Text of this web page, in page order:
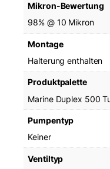
Mikron-Bewertung
98% @ 10 Mikron
Montage
Halterung enthalten
Produktpalette
Marine Duplex 500
Pumpentyp
Keiner
Ventiltyp